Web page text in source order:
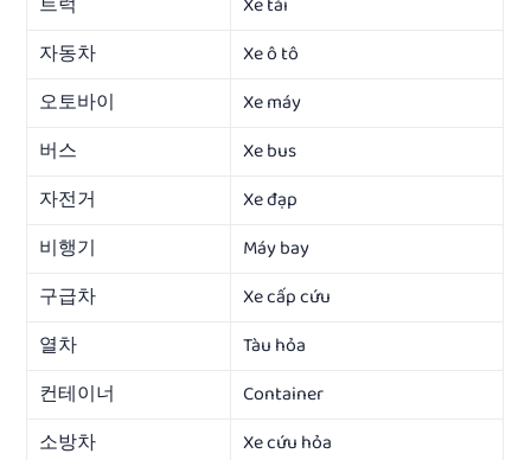
자동차
Xe ô tô
오토바이
Xe máy
버스
Xe bus
자전거
Xe đạp
비행기
Máy bay
구급차
Xe cấp cứu
열차
Tàu hỏa
컨테이너
Container
소방차
Xe cứu hỏa